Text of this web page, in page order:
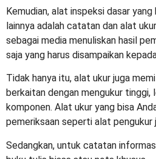
Kemudian, alat inspeksi dasar yang
lainnya adalah catatan dan alat
sebagai media menuliskan hasil
saja yang harus disampaikan
Tidak hanya itu, alat ukur juga
berkaitan dengan mengukur tinggi,
komponen. Alat ukur yang bisa
pemeriksaan seperti alat pengukur
Sedangkan, untuk catatan